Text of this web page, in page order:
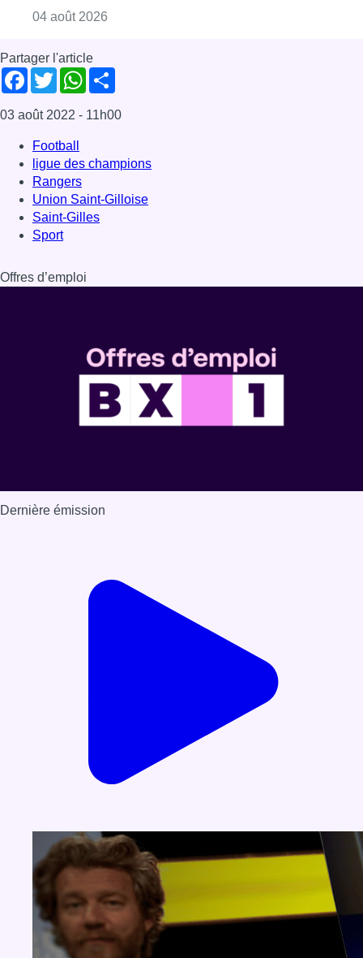
04 août 2026
Partager l'article
Facebook
TwitterWhatsApp
03 août 2022 - 11h00
Football
ligue des champions
Rangers
Union Saint-Gilloise
Saint-Gilles
Sport
Offres d’emploi
Dernière émission